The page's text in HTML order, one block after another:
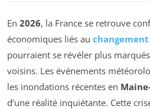
En 2026, la France se retrouve
économiques liés au
pourraient se révéler plus
voisins. Les événements
les inondations récentes en
d’une réalité inquiétante. Cette